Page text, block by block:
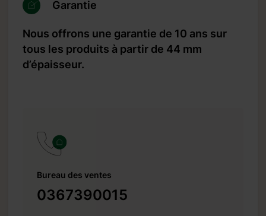
Garantie
Nous offrons une garantie de 10 ans sur
tous les produits à partir de 44 mm
d’épaisseur.
Bureau des ventes
0367390015